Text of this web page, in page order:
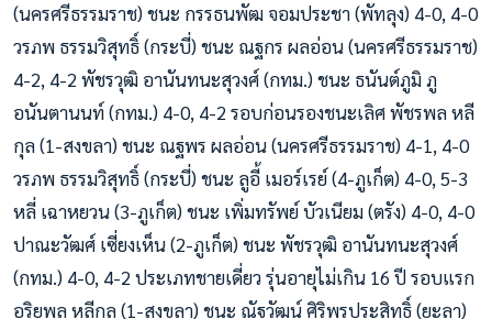
(นครศรีธรรมราช) ชนะ กรรธนพัฒ จอมประชา (พัทลุง) 4-0, 4-0
วรภพ ธรรมวิสุทธิ์ (กระบี่) ชนะ ณฐกร ผลอ่อน (นครศรีธรรมราช)
4-2, 4-2 พัชรวุฒิ อานันทนะสุวงศ์ (กทม.) ชนะ ธนันต์ภูมิ ภู
อนันตานนท์ (กทม.) 4-0, 4-2 รอบก่อนรองชนะเลิศ พัชรพล หลี
กุล (1-สงขลา) ชนะ ณฐพร ผลอ่อน (นครศรีธรรมราช) 4-1, 4-0
วรภพ ธรรมวิสุทธิ์ (กระบี่) ชนะ ลูอี้ เมอร์เรย์ (4-ภูเก็ต) 4-0, 5-3
หลี่ เฉาหยวน (3-ภูเก็ต) ชนะ เพิ่มทรัพย์ บัวเนียม (ตรัง) 4-0, 4-0
ปาณะวัฒศ์ เซี่ยงเห็น (2-ภูเก็ต) ชนะ พัชรวุฒิ อานันทนะสุวงศ์
(กทม.) 4-0, 4-2 ประเภทชายเดี่ยว รุ่นอายุไม่เกิน 16 ปี รอบแรก
อริยพล หลีกุล (1-สงขลา) ชนะ ณัฐวัฒน์ ศิริพรประสิทธิ์ (ยะลา)